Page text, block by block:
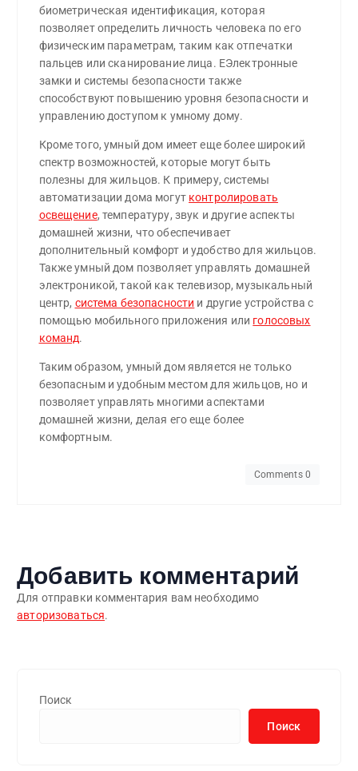
биометрическая идентификация, которая
позволяет определить личность человека по его
физическим параметрам, таким как отпечатки
пальцев или сканирование лица. ЕЭлектронные
замки и системы безопасности также
способствуют повышению уровня безопасности и
управлению доступом к умному дому.
Кроме того, умный дом имеет еще более широкий
спектр возможностей, которые могут быть
полезны для жильцов. К примеру, системы
автоматизации дома могут контролировать
освещение, температуру, звук и другие аспекты
домашней жизни, что обеспечивает
дополнительный комфорт и удобство для жильцов.
Также умный дом позволяет управлять домашней
электроникой, такой как телевизор, музыкальный
центр, система безопасности и другие устройства с
помощью мобильного приложения или голосовых
команд.
Таким образом, умный дом является не только
безопасным и удобным местом для жильцов, но и
позволяет управлять многими аспектами
домашней жизни, делая его еще более
комфортным.
Comments 0
Добавить комментарий
Для отправки комментария вам необходимо
авторизоваться.
Поиск
Поиск